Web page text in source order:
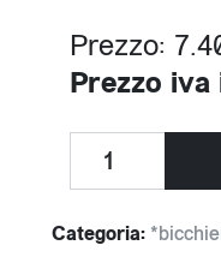
Prezzo:
Prezzo iva
Categoria: